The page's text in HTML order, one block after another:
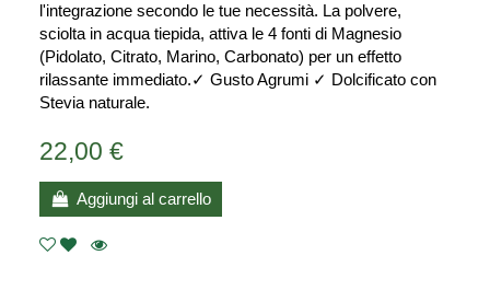
l'integrazione secondo le tue necessità. La polvere,
sciolta in acqua tiepida, attiva le 4 fonti di Magnesio
(Pidolato, Citrato, Marino, Carbonato) per un effetto
rilassante immediato.✓ Gusto Agrumi ✓ Dolcificato con
Stevia naturale.
22,00 €
Aggiungi al carrello